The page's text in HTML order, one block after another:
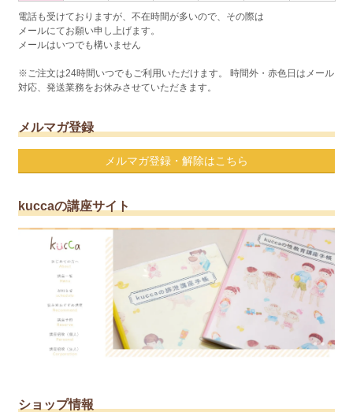
電話も受けておりますが、不在時間が多いので、その際は
メールにてお願い申し上げます。
メールはいつでも構いません
※ご注文は24時間いつでもご利用いただけます。 時間外・赤色日はメール
対応、発送業務をお休みさせていただきます。
メルマガ登録
メルマガ登録・解除はこちら
kuccaの講座サイト
ショップ情報